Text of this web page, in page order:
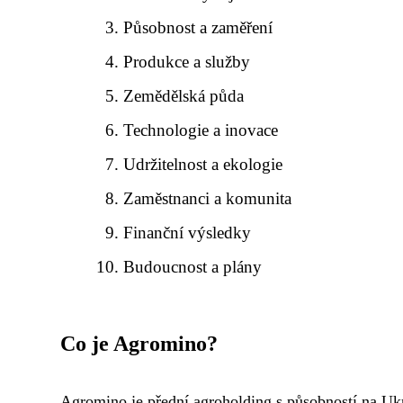
Působnost a zaměření
Produkce a služby
Zemědělská půda
Technologie a inovace
Udržitelnost a ekologie
Zaměstnanci a komunita
Finanční výsledky
Budoucnost a plány
Co je Agromino?